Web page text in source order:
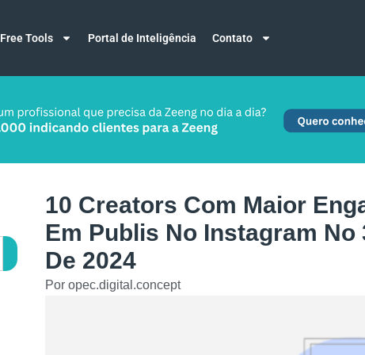
Free Tools Portal de Inteligência Contato
10 Creators Com Maior
Em Publis No Instagram No
De 2024
Por opec.digital.concept